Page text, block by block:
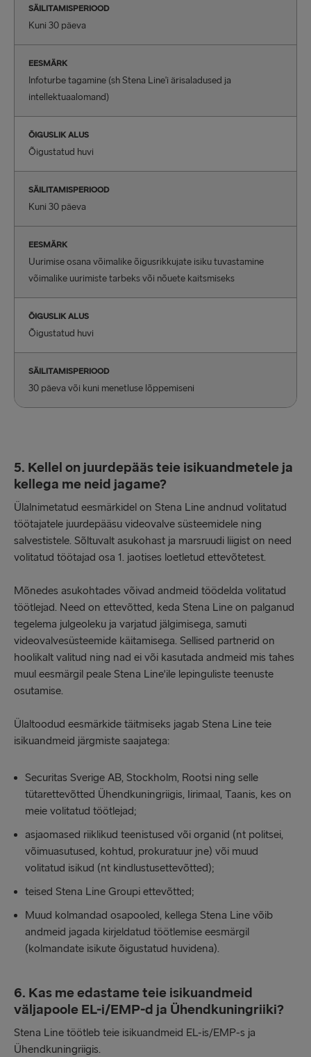
SÄILITAMISPERIOOD
Kuni 30 päeva
EESMÄRK
Infoturbe tagamine (sh Stena Line'i ärisaladused ja
intellektuaalomand)
ÕIGUSLIK ALUS
Õigustatud huvi
SÄILITAMISPERIOOD
Kuni 30 päeva
EESMÄRK
Uurimise osana võimalike õigusrikkujate isiku tuvastamine
võimalike uurimiste tarbeks või nõuete kaitsmiseks
ÕIGUSLIK ALUS
Õigustatud huvi
SÄILITAMISPERIOOD
30 päeva või kuni menetluse lõppemiseni
5. Kellel on juurdepääs teie isikuandmetele ja
kellega me neid jagame?
Ülalnimetatud eesmärkidel on Stena Line andnud volitatud
töötajatele juurdepääsu videovalve süsteemidele ning
salvestistele. Sõltuvalt asukohast ja marsruudi liigist on need
volitatud töötajad osa 1. jaotises loetletud ettevõtetest.
Mõnedes asukohtades võivad andmeid töödelda volitatud
töötlejad. Need on ettevõtted, keda Stena Line on palganud
tegelema julgeoleku ja varjatud jälgimisega, samuti
videovalvesüsteemide käitamisega. Sellised partnerid on
hoolikalt valitud ning nad ei või kasutada andmeid mis tahes
muul eesmärgil peale Stena Line'ile lepinguliste teenuste
osutamise.
Ülaltoodud eesmärkide täitmiseks jagab Stena Line teie
isikuandmeid järgmiste saajatega:
Securitas Sverige AB, Stockholm, Rootsi ning selle
tütarettevõtted Ühendkuningriigis, Iirimaal, Taanis, kes on
meie volitatud töötlejad;
asjaomased riiklikud teenistused või organid (nt politsei,
võimuasutused, kohtud, prokuratuur jne) või muud
volitatud isikud (nt kindlustusettevõtted);
teised Stena Line Groupi ettevõtted;
Muud kolmandad osapooled, kellega Stena Line võib
andmeid jagada kirjeldatud töötlemise eesmärgil
(kolmandate isikute õigustatud huvidena).
6. Kas me edastame teie isikuandmeid
väljapoole EL-i/EMP-d ja Ühendkuningriiki?
Stena Line töötleb teie isikuandmeid EL-is/EMP-s ja
Ühendkuningriigis.